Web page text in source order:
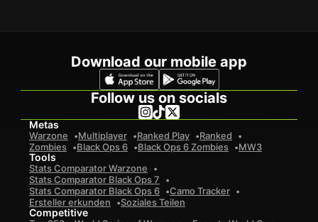
Download our mobile app
Follow us on socials
Metas
Warzone Multiplayer Ranked Play
Ranked
Zombies
Black Ops 6 Black Ops 6 Zombies MW3
Tools
Stats Comparator Warzone
Stats Comparator Black Ops 7
Stats Comparator Black Ops 6
Camo Tracker
Ersteller erkunden
Soziales Teilen
Competitive